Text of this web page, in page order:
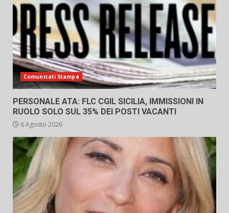
Comunicati Stampa
PERSONALE ATA: FLC CGIL SICILIA, IMMISSIONI IN
RUOLO SOLO SUL 35% DEI POSTI VACANTI
6 Agosto 2026